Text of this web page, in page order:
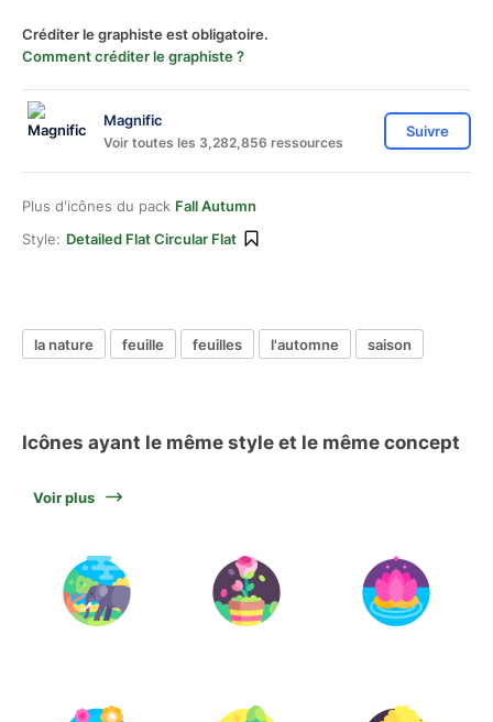
Créditer le graphiste est obligatoire.
Comment créditer le graphiste ?
Magnific
Voir toutes les 3,282,856 ressources
Suivre
Plus d'icônes du pack Fall Autumn
Style: Detailed Flat Circular Flat
la nature feuille feuilles l'automne saison
Icônes ayant le même style et le même concept
Voir plus